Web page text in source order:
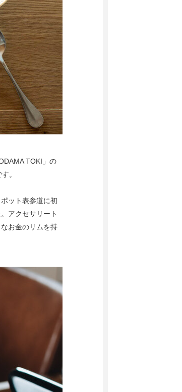
TOKI」の
。
ット表参道に初
アクセサリート
お金のリムを持